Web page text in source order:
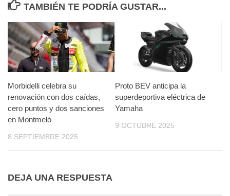
TAMBIÉN TE PODRÍA GUSTAR...
Morbidelli celebra su
renovación con dos caídas,
cero puntos y dos sanciones
en Montmeló
8 SEPTIEMBRE 2025
Proto BEV anticipa la
superdeportiva eléctrica de
Yamaha
9 OCTUBRE 2025
DEJA UNA RESPUESTA